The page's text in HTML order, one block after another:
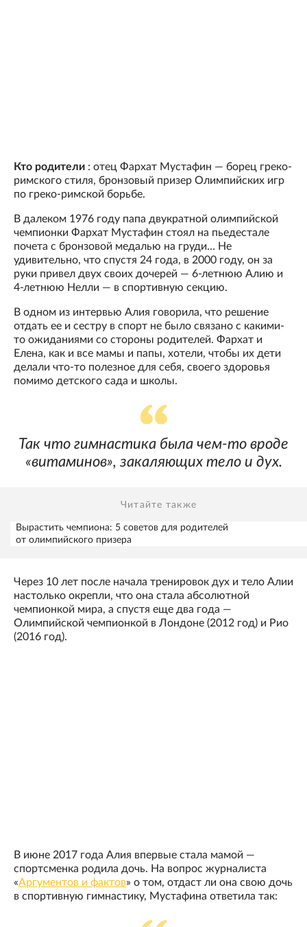
Кто родители : отец Фархат Мустафин — борец греко-
римского стиля, бронзовый призер Олимпийских игр
по греко-римской борьбе.
В далеком 1976 году папа двукратной олимпийской
чемпионки Фархат Мустафин стоял на пьедестале
почета с бронзовой медалью на груди… Не
удивительно, что спустя 24 года, в 2000 году, он за
руки привел двух своих дочерей — 6-летнюю Алию и
4-летнюю Нелли — в спортивную секцию.
В одном из интервью Алия говорила, что решение
отдать ее и сестру в спорт не было связано с какими-
то ожиданиями со стороны родителей. Фархат и
Елена, как и все мамы и папы, хотели, чтобы их дети
делали что-то полезное для себя, своего здоровья
помимо детского сада и школы.
Так что гимнастика была чем-то вроде
«витаминов», закаляющих тело и дух.
Читайте также
Вырастить чемпиона: 5 советов для родителей
от олимпийского призера
Через 10 лет после начала тренировок дух и тело Алии
настолько окрепли, что она стала абсолютной
чемпионкой мира, а спустя еще два года —
Олимпийской чемпионкой в Лондоне (2012 год) и Рио
(2016 год).
В июне 2017 года Алия впервые стала мамой —
спортсменка родила дочь. На вопрос журналиста
«Аргументов и фактов» о том, отдаст ли она свою дочь
в спортивную гимнастику, Мустафина ответила так: